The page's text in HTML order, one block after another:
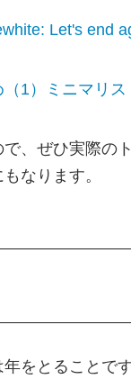
Let's end
1）ミニマリ
、ぜひ実際の
なります。
をとることで